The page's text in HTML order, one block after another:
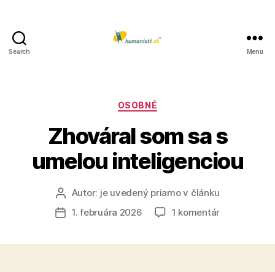
Search Menu
Kategórie
OSOBNÉ
Zhováral som sa s
umelou inteligenciou
Autor
článku
Autor: je uvedený priamo v článku
Dátum
1. februára 2026 1 komentárna